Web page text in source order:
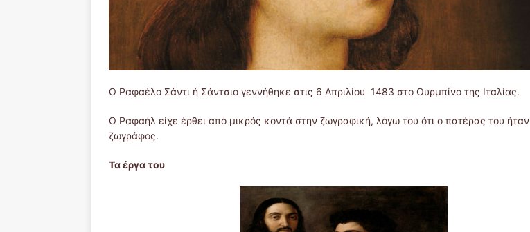
Ο Ραφαέλο Σάντι ή Σάντσιο γεννήθηκε στις 6 Απριλίου 1483 στο Ουρμπίνο της Ιταλίας.
Ο Ραφαήλ είχε έρθει από μικρός κοντά στην ζωγραφική, λόγω του ότι ο πατέρας του ήταν
ζωγράφος.
Τα έργα του